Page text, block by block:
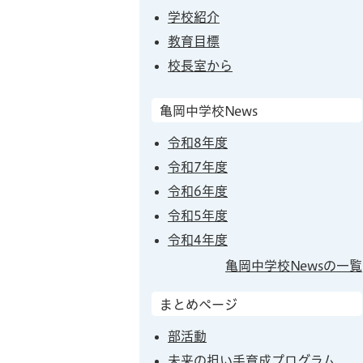
学校紹介
教育目標
校長室から
亀岡中学校News
令和8年度
令和7年度
令和6年度
令和5年度
令和4年度
亀岡中学校Newsの一覧
まとめページ
部活動